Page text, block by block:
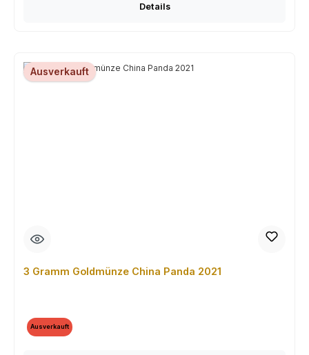
Details
Ausverkauft
3 Gramm Goldmünze China Panda 2021
Ausverkauft